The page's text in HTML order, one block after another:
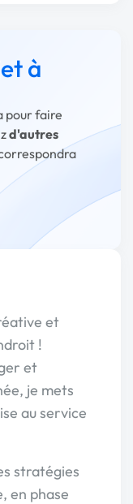
à
pour faire
d'autres
et
!
et
je mets
au service
stratégies
en phase